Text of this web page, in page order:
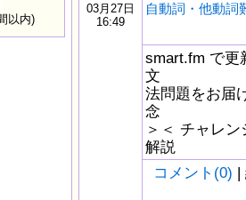
以内)
03月27日
16:49
自動詞・他動詞
smart.fm で更
文
法問題をお届
念
＞＜ チャレ
解説
コメント(0) |